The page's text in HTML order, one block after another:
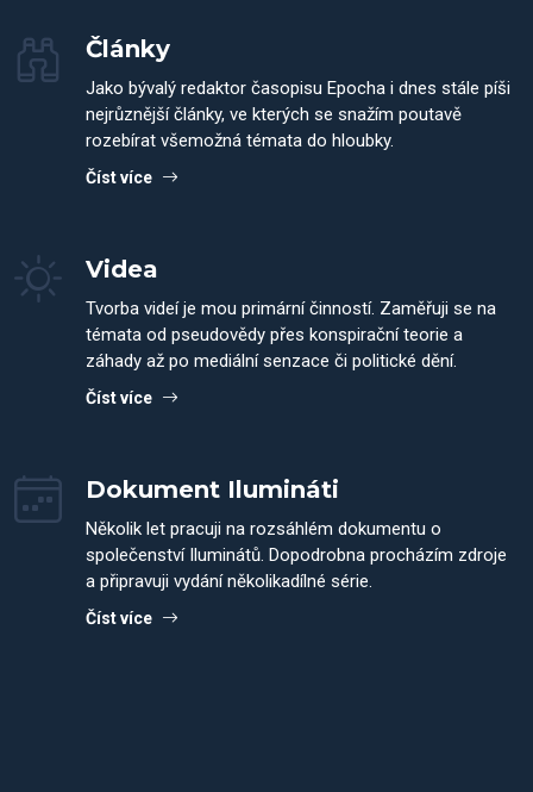
Články
Jako bývalý redaktor časopisu Epocha i dnes stále píši
nejrůznější články, ve kterých se snažím poutavě
rozebírat všemožná témata do hloubky.
Číst více
Videa
Tvorba videí je mou primární činností. Zaměřuji se na
témata od pseudovědy přes konspirační teorie a
záhady až po mediální senzace či politické dění.
Číst více
Dokument Ilumináti
Několik let pracuji na rozsáhlém dokumentu o
společenství Iluminátů. Dopodrobna procházím zdroje
a připravuji vydání několikadílné série.
Číst více